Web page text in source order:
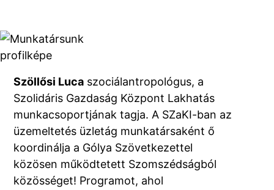
Szöllősi Luca szociálantropológus, a
Szolidáris Gazdaság Központ Lakhatás
munkacsoportjának tagja. A SZaKI-ban az
üzemeltetés üzletág munkatársaként ő
koordinálja a Gólya Szövetkezettel
közösen működtetett Szomszédságból
közösséget! Programot, ahol